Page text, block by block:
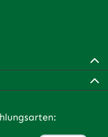
in neuem Tab
in neuem Tab
– öffnet in
inspirieren – öffnet
auf Xing – öffnet
Videos auf YouTube